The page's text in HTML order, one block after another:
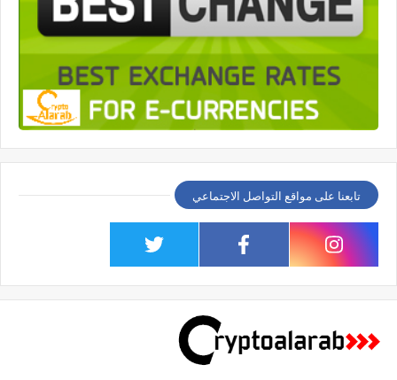
تابعنا على مواقع التواصل الاجتماعي